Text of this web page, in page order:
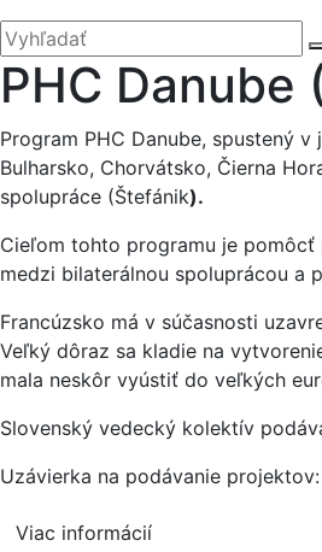
'.__('Search').'
Zatvoriť
Hľadať:
PHC Danube
Program PHC Danube, spustený
Bulharsko, Chorvátsko, Čierna
spolupráce (Štefánik).
Cieľom tohto programu je
medzi bilaterálnou spoluprácou a
Francúzsko má v súčasnosti
Veľký dôraz sa kladie na
mala neskôr vyústiť do veľkých
Slovenský vedecký kolektív
Uzávierka na podávanie projektov:
Viac informácií